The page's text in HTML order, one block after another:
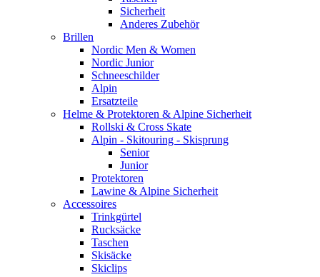
Sicherheit
Anderes Zubehör
Brillen
Nordic Men & Women
Nordic Junior
Schneeschilder
Alpin
Ersatzteile
Helme & Protektoren & Alpine Sicherheit
Rollski & Cross Skate
Alpin - Skitouring - Skisprung
Senior
Junior
Protektoren
Lawine & Alpine Sicherheit
Accessoires
Trinkgürtel
Rucksäcke
Taschen
Skisäcke
Skiclips